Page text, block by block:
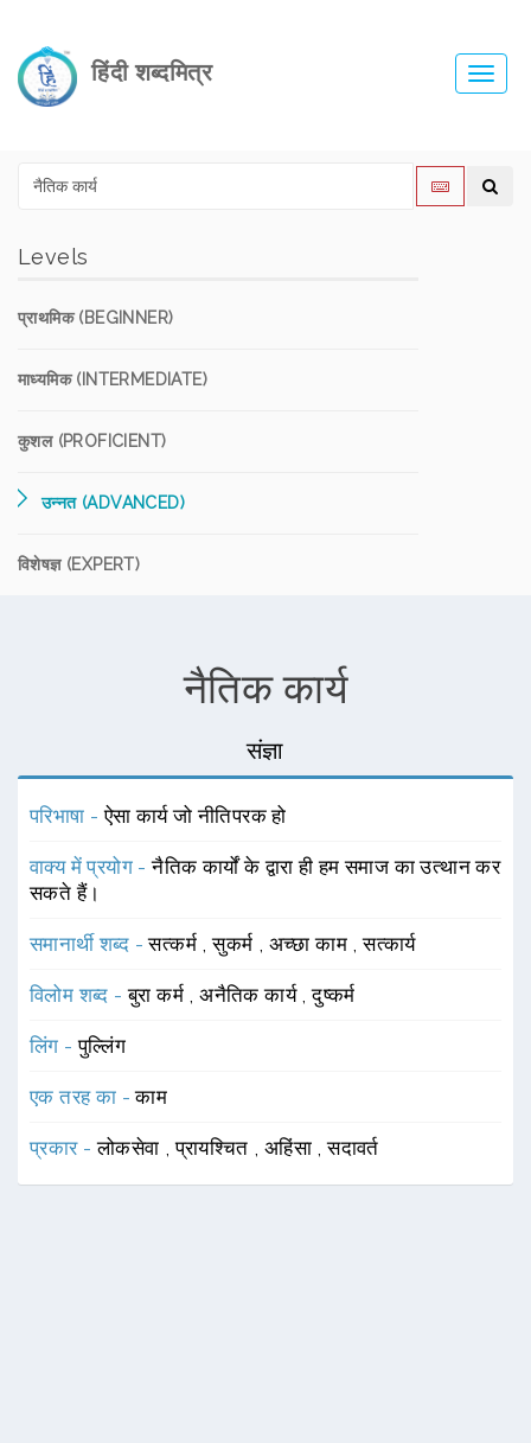
हिंदी शब्दमित्र
Levels
प्राथमिक (BEGINNER)
माध्यमिक (INTERMEDIATE)
कुशल (PROFICIENT)
उन्नत (ADVANCED)
विशेषज्ञ (EXPERT)
नैतिक कार्य
संज्ञा
परिभाषा -ऐसा कार्य जो नीतिपरक हो
वाक्य में प्रयोग -नैतिक कार्यों के द्वारा ही हम समाज का उत्थान कर
सकते हैं।
समानार्थी शब्द -सत्कर्म ,सुकर्म , अच्छा काम ,सत्कार्य
विलोम शब्द -बुरा कर्म ,अनैतिक कार्य ,दुष्कर्म
लिंग -पुल्लिंग
एक तरह का -काम
प्रकार -लोकसेवा ,प्रायश्चित , अहिंसा ,सदावर्त